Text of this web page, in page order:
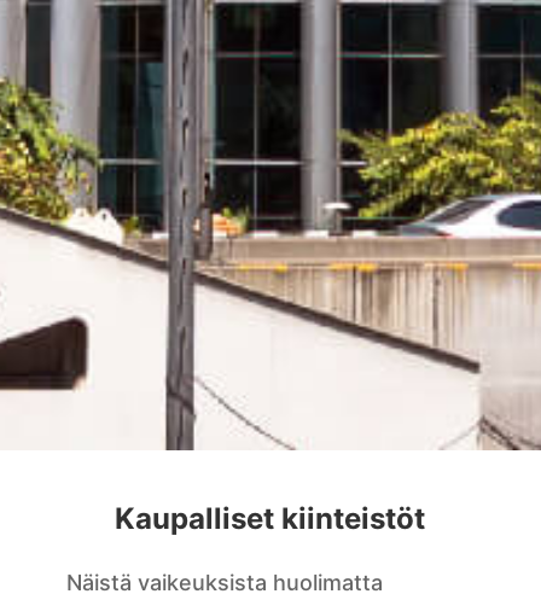
Kaupalliset kiinteistöt
Näistä vaikeuksista huolimatta